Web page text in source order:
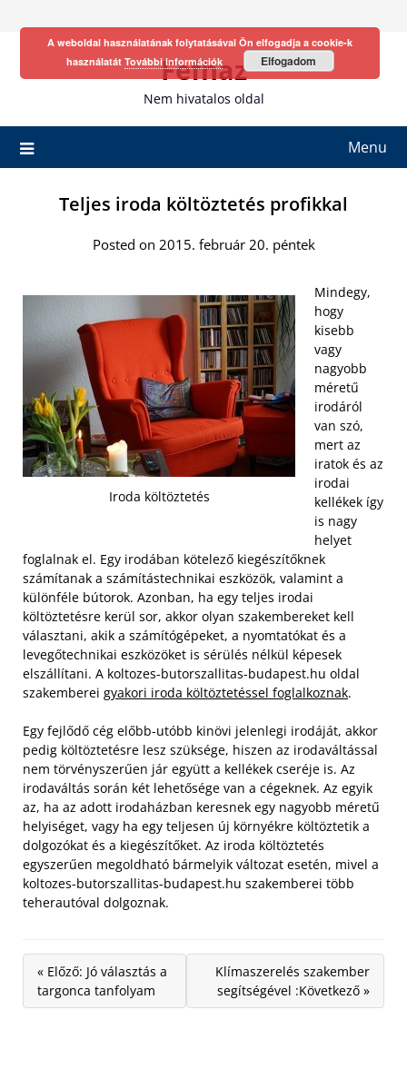
Fefhaz
Nem hivatalos oldal
Menu
Teljes iroda költöztetés profikkal
Posted on 2015. február 20. péntek
Iroda költöztetés
Mindegy,
hogy
kisebb
vagy
nagyobb
méretű
irodáról
van szó,
mert az
iratok és az
irodai
kellékek így
is nagy
helyet
foglalnak el. Egy irodában kötelező kiegészítőknek
számítanak a számítástechnikai eszközök, valamint a
különféle bútorok. Azonban, ha egy teljes irodai
költöztetésre kerül sor, akkor olyan szakembereket kell
választani, akik a számítógépeket, a nyomtatókat és a
levegőtechnikai eszközöket is sérülés nélkül képesek
elszállítani. A koltozes-butorszallitas-budapest.hu oldal
szakemberei gyakori iroda költöztetéssel foglalkoznak.
Egy fejlődő cég előbb-utóbb kinövi jelenlegi irodáját, akkor
pedig költöztetésre lesz szüksége, hiszen az irodaváltással
nem törvényszerűen jár együtt a kellékek cseréje is. Az
irodaváltás során két lehetősége van a cégeknek. Az egyik
az, ha az adott irodaházban keresnek egy nagyobb méretű
helyiséget, vagy ha egy teljesen új környékre költöztetik a
dolgozókat és a kiegészítőket. Az iroda költöztetés
egyszerűen megoldható bármelyik változat esetén, mivel a
koltozes-butorszallitas-budapest.hu szakemberei több
teherautóval dolgoznak.
« Előző: Jó választás a
targonca tanfolyam
Klímaszerelés szakember
segítségével :Következő »
A weboldal használatának folytatásával Ön elfogadja a cookie-k
használatát További információk Elfogadom